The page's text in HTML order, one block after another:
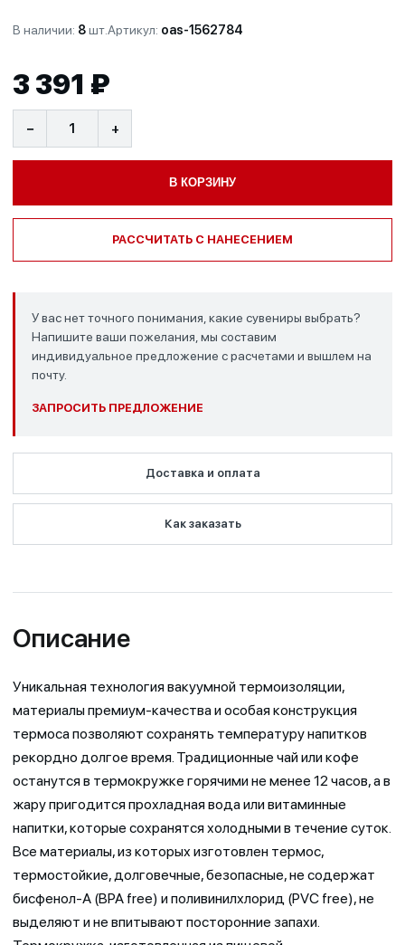
В наличии: 8шт.Артикул: oas-1562784
3 391 ₽
− +
В КОРЗИНУ
РАССЧИТАТЬ С НАНЕСЕНИЕМ
У вас нет точного понимания, какие сувениры выбрать?
Напишите ваши пожелания, мы составим
индивидуальное предложение с расчетами и вышлем на
почту.
ЗАПРОСИТЬ ПРЕДЛОЖЕНИЕ
Доставка и оплата
Как заказать
Описание
Уникальная технология вакуумной термоизоляции,
материалы премиум-качества и особая конструкция
термоса позволяют сохранять температуру напитков
рекордно долгое время. Традиционные чай или кофе
останутся в термокружке горячими не менее 12 часов, а в
жару пригодится прохладная вода или витаминные
напитки, которые сохранятся холодными в течение суток.
Все материалы, из которых изготовлен термос,
термостойкие, долговечные, безопасные, не содержат
бисфенол-А (BPA free) и поливинилхлорид (PVC free), не
выделяют и не впитывают посторонние запахи.